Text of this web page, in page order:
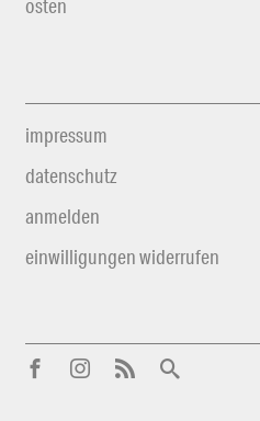
osten
impressum
datenschutz
anmelden
einwilligungen widerrufen